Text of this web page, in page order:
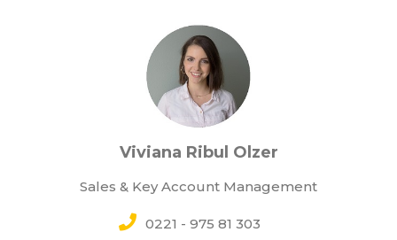
Viviana Ribul Olzer
Sales & Key Account Management
0221 - 975 81 303